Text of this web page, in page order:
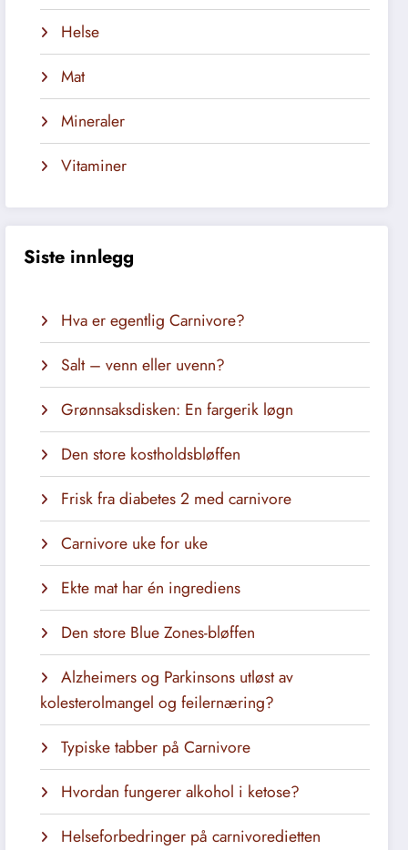
Helse
Mat
Mineraler
Vitaminer
Siste innlegg
Hva er egentlig Carnivore?
Salt – venn eller uvenn?
Grønnsaksdisken: En fargerik løgn
Den store kostholdsbløffen
Frisk fra diabetes 2 med carnivore
Carnivore uke for uke
Ekte mat har én ingrediens
Den store Blue Zones-bløffen
Alzheimers og Parkinsons utløst av
kolesterolmangel og feilernæring?
Typiske tabber på Carnivore
Hvordan fungerer alkohol i ketose?
Helseforbedringer på carnivoredietten